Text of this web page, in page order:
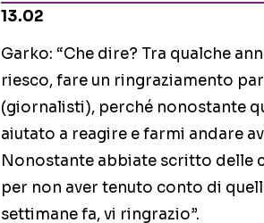
13.02
Garko: “Che dire? Tra qualche
riesco, fare un ringraziamento
(giornalisti), perché nonostante
aiutato a reagire e farmi andare
Nonostante abbiate scritto delle
per non aver tenuto conto di
settimane fa, vi ringrazio”.